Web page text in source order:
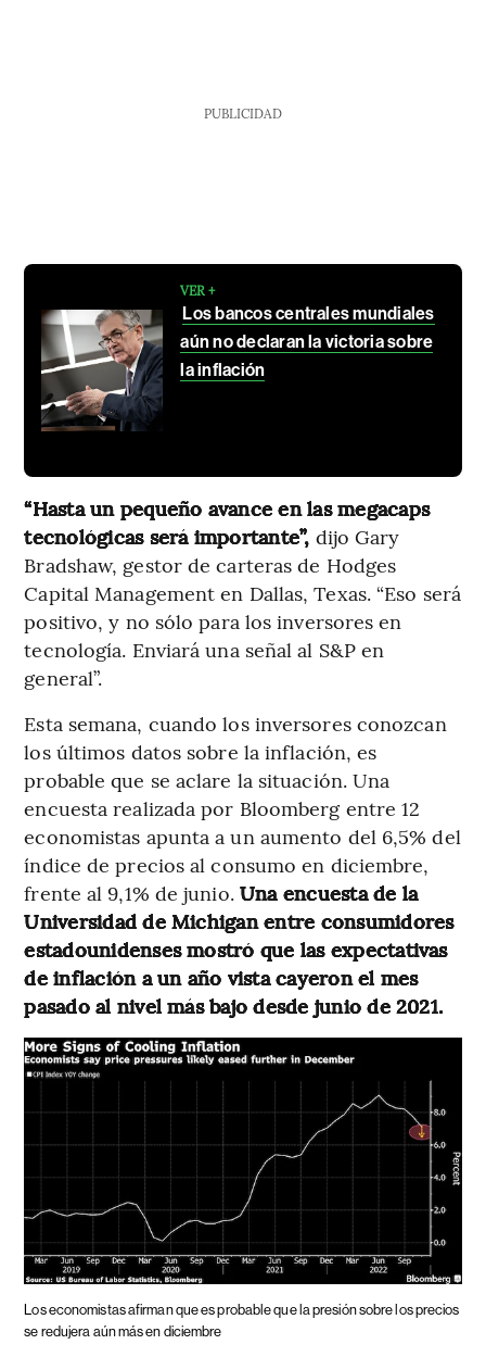
PUBLICIDAD
VER +
Los bancos centrales mundiales
aún no declaran la victoria sobre
la inflación
“Hasta un pequeño avance en las megacaps
tecnológicas será importante”, dijo Gary
Bradshaw, gestor de carteras de Hodges
Capital Management en Dallas, Texas. “Eso será
positivo, y no sólo para los inversores en
tecnología. Enviará una señal al S&P en
general”.
Esta semana, cuando los inversores conozcan
los últimos datos sobre la inflación, es
probable que se aclare la situación. Una
encuesta realizada por Bloomberg entre 12
economistas apunta a un aumento del 6,5% del
índice de precios al consumo en diciembre,
frente al 9,1% de junio. Una encuesta de la
Universidad de Michigan entre consumidores
estadounidenses mostró que las expectativas
de inflación a un año vista cayeron el mes
pasado al nivel más bajo desde junio de 2021.
Los economistas afirman que es probable que la presión sobre los precios
se redujera aún más en diciembre